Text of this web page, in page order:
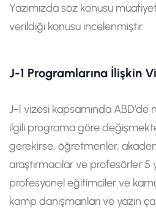
Yazımızda söz konusu
verildiği konusu incelenmiştir.
J-1 Programlarına İlişkin
J-1 vizesi kapsamında
ilgili programa göre
gerekirse, öğretmenler,
araştırmacılar ve profesörler 5
profesyonel eğitimciler ve kamu
kamp danışmanları ve yazın